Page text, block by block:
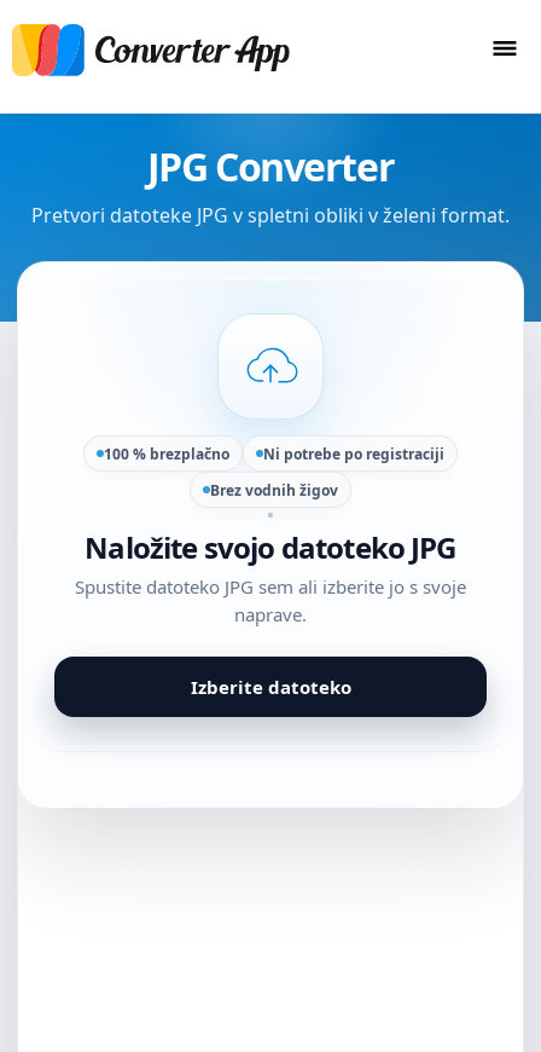
JPG Converter
Pretvori datoteke JPG v spletni obliki v želeni format.
100 % brezplačno
Ni potrebe po registraciji
Brez vodnih žigov
Naložite svojo datoteko JPG
Spustite datoteko JPG sem ali izberite jo s svoje
naprave.
Izberite datoteko